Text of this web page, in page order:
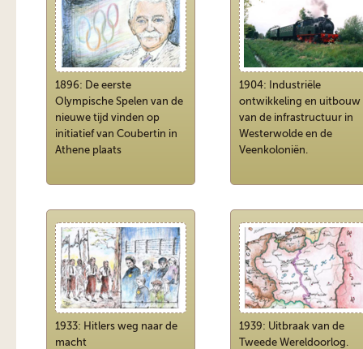
1896: De eerste
Olympische Spelen van de
nieuwe tijd vinden op
initiatief van Coubertin in
Athene plaats
1904: Industriële
ontwikkeling en uitbouw
van de infrastructuur in
Westerwolde en de
Veenkoloniën.
1933: Hitlers weg naar de
macht
1939: Uitbraak van de
Tweede Wereldoorlog.